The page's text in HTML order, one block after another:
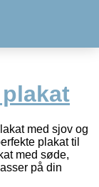
med sjov og
plakat til
med søde,
på din